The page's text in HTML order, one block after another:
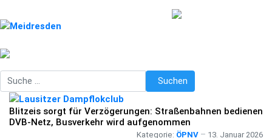
Suchen Suchen
Blitzeis sorgt für Verzögerungen: Straßenbahnen bedienen
DVB-Netz, Busverkehr wird aufgenommen
Kategorie: ÖPNV 13. Januar 2026